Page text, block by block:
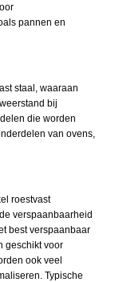
pannen en
staal, waaraan
bij
die worden
van ovens,
roestvast
verspaanbaarheid
best verspaanbaar
geschikt voor
ook veel
Typische